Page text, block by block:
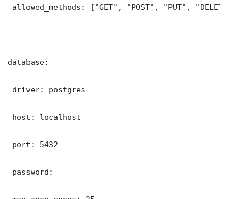
allowed_methods: ["GET", "POST", "PUT",
database:
driver: postgres
host: localhost
port: 5432
password: